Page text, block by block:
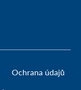
Ochrana údajů